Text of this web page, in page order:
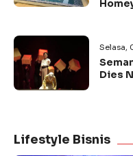
Selasa,
Dies
Lifestyle Bisnis